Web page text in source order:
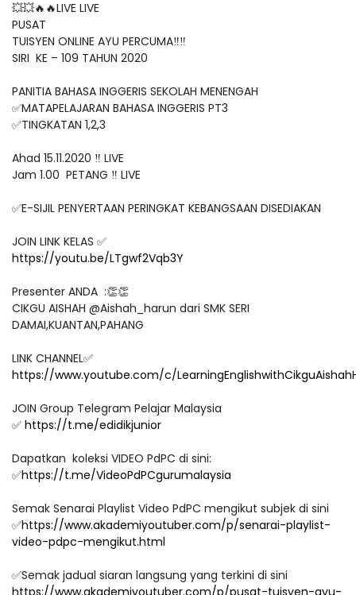
💥💥🔥🔥LIVE LIVE
PUSAT
TUISYEN ONLINE AYU PERCUMA‼️‼️
SIRI KE – 109 TAHUN 2020
PANITIA BAHASA INGGERIS SEKOLAH MENENGAH
✅MATAPELAJARAN BAHASA INGGERIS PT3
✅TINGKATAN 1,2,3
Ahad 15.11.2020 ‼️ LIVE
Jam 1.00 PETANG ‼️ LIVE
✅E-SIJIL PENYERTAAN PERINGKAT KEBANGSAAN DISEDIAKAN
JOIN LINK KELAS ✅
https://youtu.be/LTgwf2Vqb3Y
Presenter ANDA :👏👏
CIKGU AISHAH @Aishah_harun dari SMK SERI
DAMAI,KUANTAN,PAHANG
LINK CHANNEL✅
https://www.youtube.com/c/
JOIN Group Telegram Pelajar Malaysia
✅ https://t.me/edidikjunior
Dapatkan koleksi VIDEO PdPC di sini:
✅https://t.me/VideoPdPCgurumalaysia
Semak Senarai Playlist Video PdPC mengikut subjek di sini
✅https://www.akademiyoutuber.com/p/senarai-playlist-
video-pdpc-mengikut.html
✅Semak jadual siaran langsung yang terkini di sini